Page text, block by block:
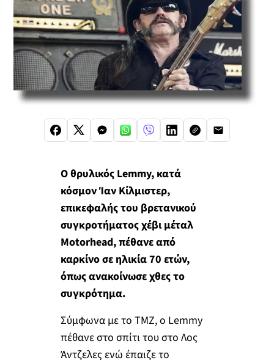
Ο θρυλικός Lemmy, κατά
κόσμον Ίαν Κίλμιστερ,
επικεφαλής του βρετανικού
συγκροτήματος χέβι μέταλ
Motorhead, πέθανε από
καρκίνο σε ηλικία 70 ετών,
όπως ανακοίνωσε χθες το
συγκρότημα.
Σύμφωνα με το TMZ, ο Lemmy
πέθανε στο σπίτι του στο Λος
Άντζελες ενώ έπαιζε το